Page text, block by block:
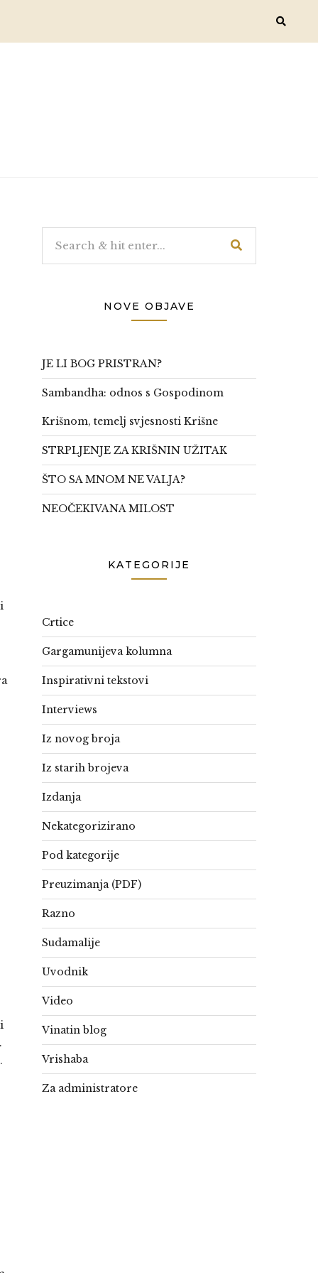
NOVE OBJAVE
JE LI BOG PRISTRAN?
Sambandha: odnos s Gospodinom
Krišnom, temelj svjesnosti Krišne
STRPLJENJE ZA KRIŠNIN UŽITAK
ŠTO SA MNOM NE VALJA?
NEOČEKIVANA MILOST
KATEGORIJE
Crtice
Gargamunijeva kolumna
Inspirativni tekstovi
Interviews
Iz novog broja
Iz starih brojeva
Izdanja
Nekategorizirano
Pod kategorije
Preuzimanja (PDF)
Razno
Sudamalije
Uvodnik
Video
Vinatin blog
Vrishaba
Za administratore